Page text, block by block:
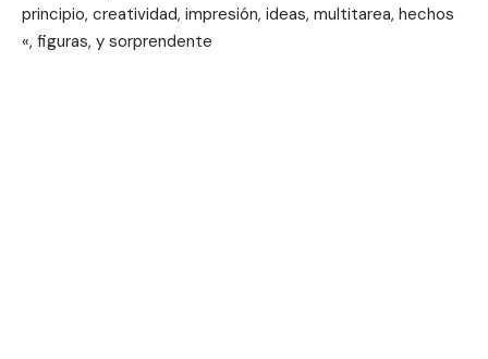
principio, creatividad, impresión, ideas, multitarea, hechos
«, figuras, y sorprendente